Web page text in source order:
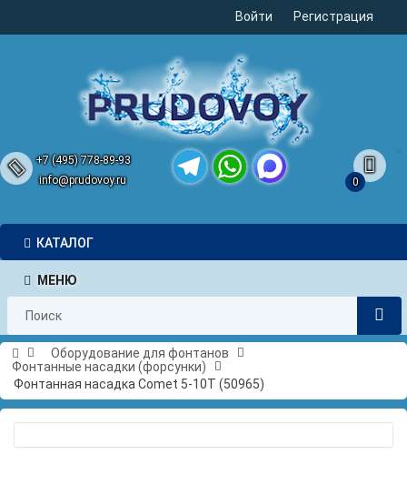
Войти Регистрация
+7 (495) 778-89-93
info@prudovoy.ru
0
КАТАЛОГ
МЕНЮ
Оборудование для фонтанов
Фонтанные насадки (форсунки)
Фонтанная насадка Comet 5-10T (50965)